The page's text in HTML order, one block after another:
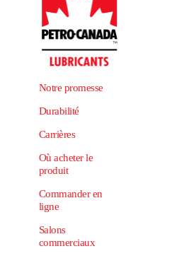
Notre promesse
Durabilité
Carrières
Où acheter le
produit
Commander en
ligne
Salons
commerciaux